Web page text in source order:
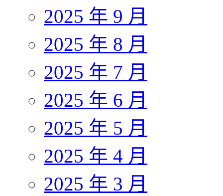
2025 年 9 月
2025 年 8 月
2025 年 7 月
2025 年 6 月
2025 年 5 月
2025 年 4 月
2025 年 3 月